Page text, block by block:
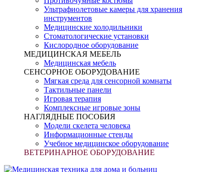
Ультрафиолетовые камеры для хранения
инструментов
Медицинские холодильники
Стоматологические установки
Кислородное оборудование
МЕДИЦИНСКАЯ МЕБЕЛЬ
Медицинская мебель
СЕНСОРНОЕ ОБОРУДОВАНИЕ
Мягкая среда для сенсорной комнаты
Тактильные панели
Игровая терапия
Комплексные игровые зоны
НАГЛЯДНЫЕ ПОСОБИЯ
Модели скелета человека
Информационные стенды
Учебное медицинское оборудование
ВЕТЕРИНАРНОЕ ОБОРУДОВАНИЕ